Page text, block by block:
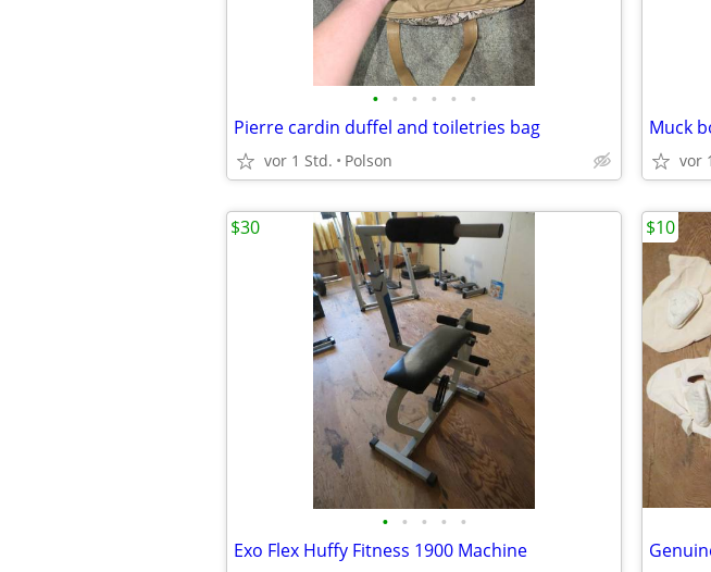
• • • • • •
Pierre cardin duffel and toiletries bag
vor 1 Std. Polson
Muck
vor
• • • • •
Exo Flex Huffy Fitness 1900 Machine
$30 $10